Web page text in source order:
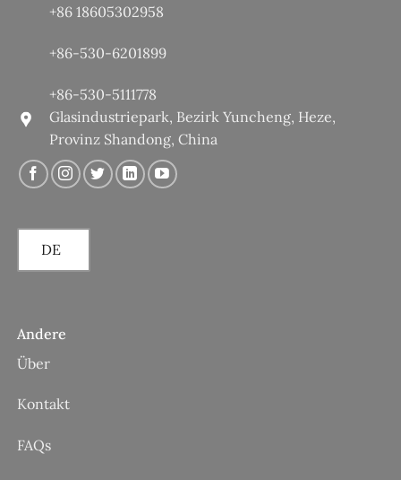
+86 18605302958
+86-530-6201899
+86-530-5111778
Glasindustriepark, Bezirk Yuncheng, Heze,
Provinz Shandong, China
DE
Andere
Über
Kontakt
FAQs